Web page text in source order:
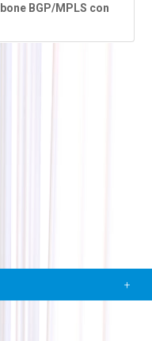
BGP/MPLS con